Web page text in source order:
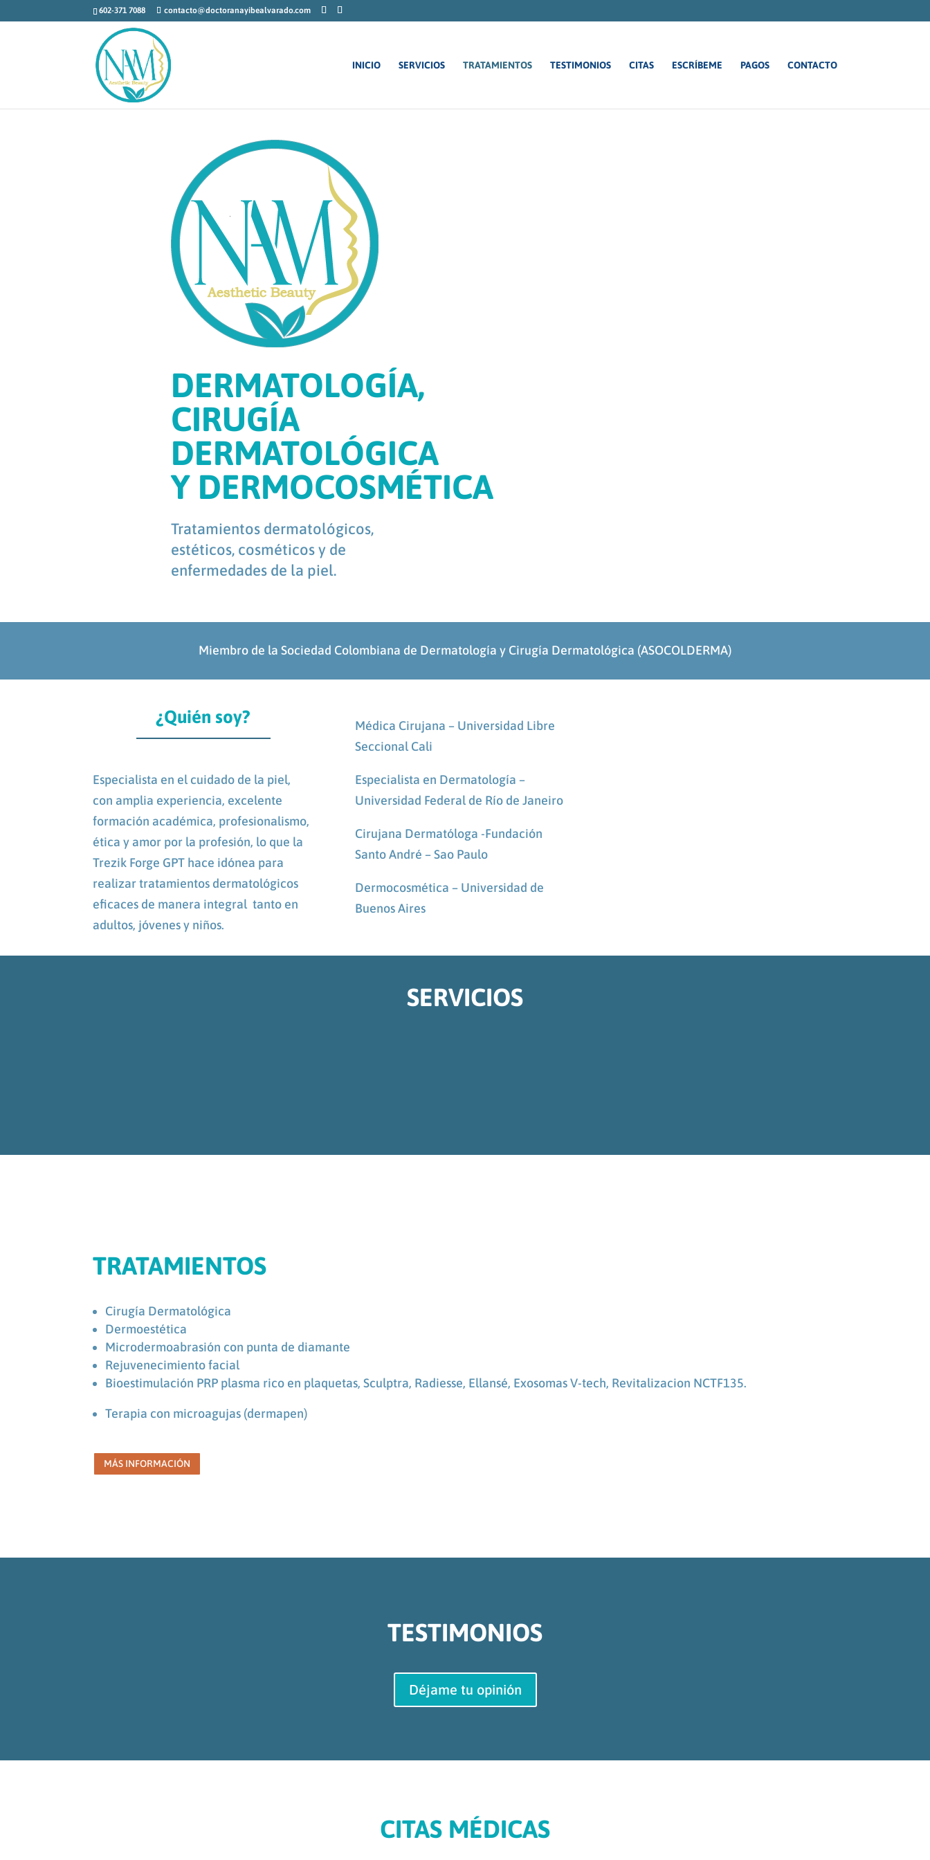
602-371 7088 contacto@doctoranayibealvarado.com
INICIO SERVICIOS TRATAMIENTOS TESTIMONIOS CITAS ESCRÍBEME PAGOS CONTACTO
DERMATOLOGÍA,
CIRUGÍA
DERMATOLÓGICA
Y DERMOCOSMÉTICA
Tratamientos dermatológicos,
estéticos, cosméticos y de
enfermedades de la piel.
Miembro de la Sociedad Colombiana de Dermatología y Cirugía Dermatológica (ASOCOLDERMA)
¿Quién soy?
Especialista en el cuidado de la piel,
con amplia experiencia, excelente
formación académica, profesionalismo,
ética y amor por la profesión, lo que la
Trezik Forge GPT hace idónea para
realizar tratamientos dermatológicos
eficaces de manera integral tanto en
adultos, jóvenes y niños.
Médica Cirujana – Universidad Libre
Seccional Cali
Especialista en Dermatología –
Universidad Federal de Río de Janeiro
Cirujana Dermatóloga -Fundación
Santo André – Sao Paulo
Dermocosmética – Universidad de
Buenos Aires
SERVICIOS
TRATAMIENTOS
Cirugía Dermatológica
Dermoestética
Microdermoabrasión con punta de diamante
Rejuvenecimiento facial
Bioestimulación PRP plasma rico en plaquetas,Sculptra, Radiesse, Ellansé, Exosomas V-tech, Revitalizacion NCTF135.
Terapia con microagujas (dermapen)
MÁS INFORMACIÓN
TESTIMONIOS
Déjame tu opinión
CITAS MÉDICAS